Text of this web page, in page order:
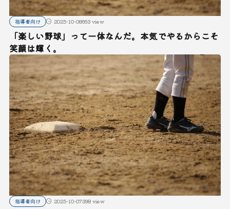
指導者向け 2025-10-08663 view
「楽しい野球」って一体なんだ。本気でやるからこそ
笑顔は輝く。
指導者向け 2025-10-07398 view